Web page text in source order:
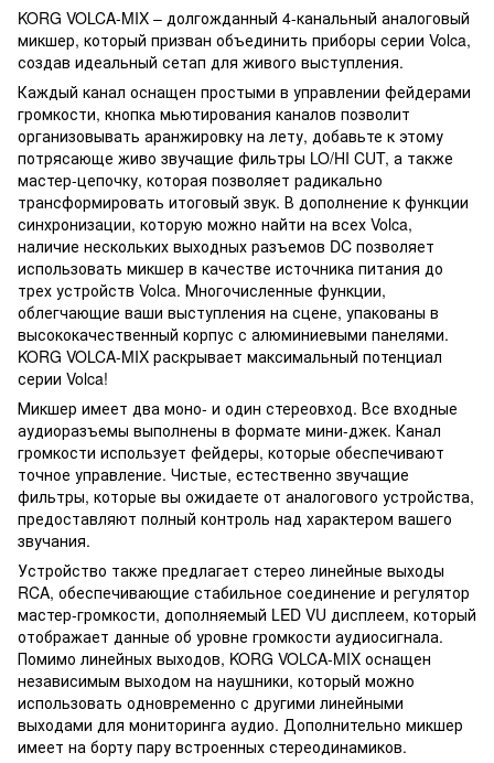
KORG VOLCA-MIX – долгожданный 4-канальный аналоговый
микшер, который призван объединить приборы серии Volca,
создав идеальный сетап для живого выступления.
Каждый канал оснащен простыми в управлении фейдерами
громкости, кнопка мьютирования каналов позволит
организовывать аранжировку на лету, добавьте к этому
потрясающе живо звучащие фильтры LO/HI CUT, а также
мастер-цепочку, которая позволяет радикально
трансформировать итоговый звук. В дополнение к функции
синхронизации, которую можно найти на всех Volca,
наличие нескольких выходных разъемов DC позволяет
использовать микшер в качестве источника питания до
трех устройств Volca. Многочисленные функции,
облегчающие ваши выступления на сцене, упакованы в
высококачественный корпус с алюминиевыми панелями.
KORG VOLCA-MIX раскрывает максимальный потенциал
серии Volca!
Микшер имеет два моно- и один стереовход. Все входные
аудиоразъемы выполнены в формате мини-джек. Канал
громкости использует фейдеры, которые обеспечивают
точное управление. Чистые, естественно звучащие
фильтры, которые вы ожидаете от аналогового устройства,
предоставляют полный контроль над характером вашего
звучания.
Устройство также предлагает стерео линейные выходы
RCA, обеспечивающие стабильное соединение и регулятор
мастер-громкости, дополняемый LED VU дисплеем, который
отображает данные об уровне громкости аудиосигнала.
Помимо линейных выходов, KORG VOLCA-MIX оснащен
независимым выходом на наушники, который можно
использовать одновременно с другими линейными
выходами для мониторинга аудио. Дополнительно микшер
имеет на борту пару встроенных стереодинамиков.